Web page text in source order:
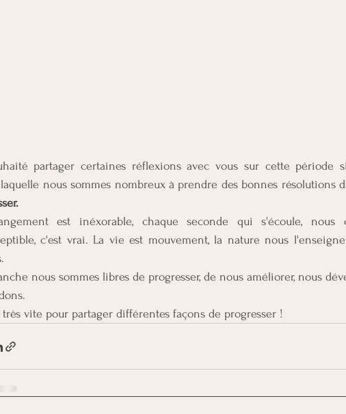
partager certaines réflexions avec vous sur cette période
nous sommes nombreux à prendre des bonnes résolutions
est inéxorable, chaque seconde qui s'écoule, nous
c'est vrai. La vie est mouvement, la nature nous
nous sommes libres de progresser, de nous améliorer, nous
très vite pour partager différentes façons de progresser !